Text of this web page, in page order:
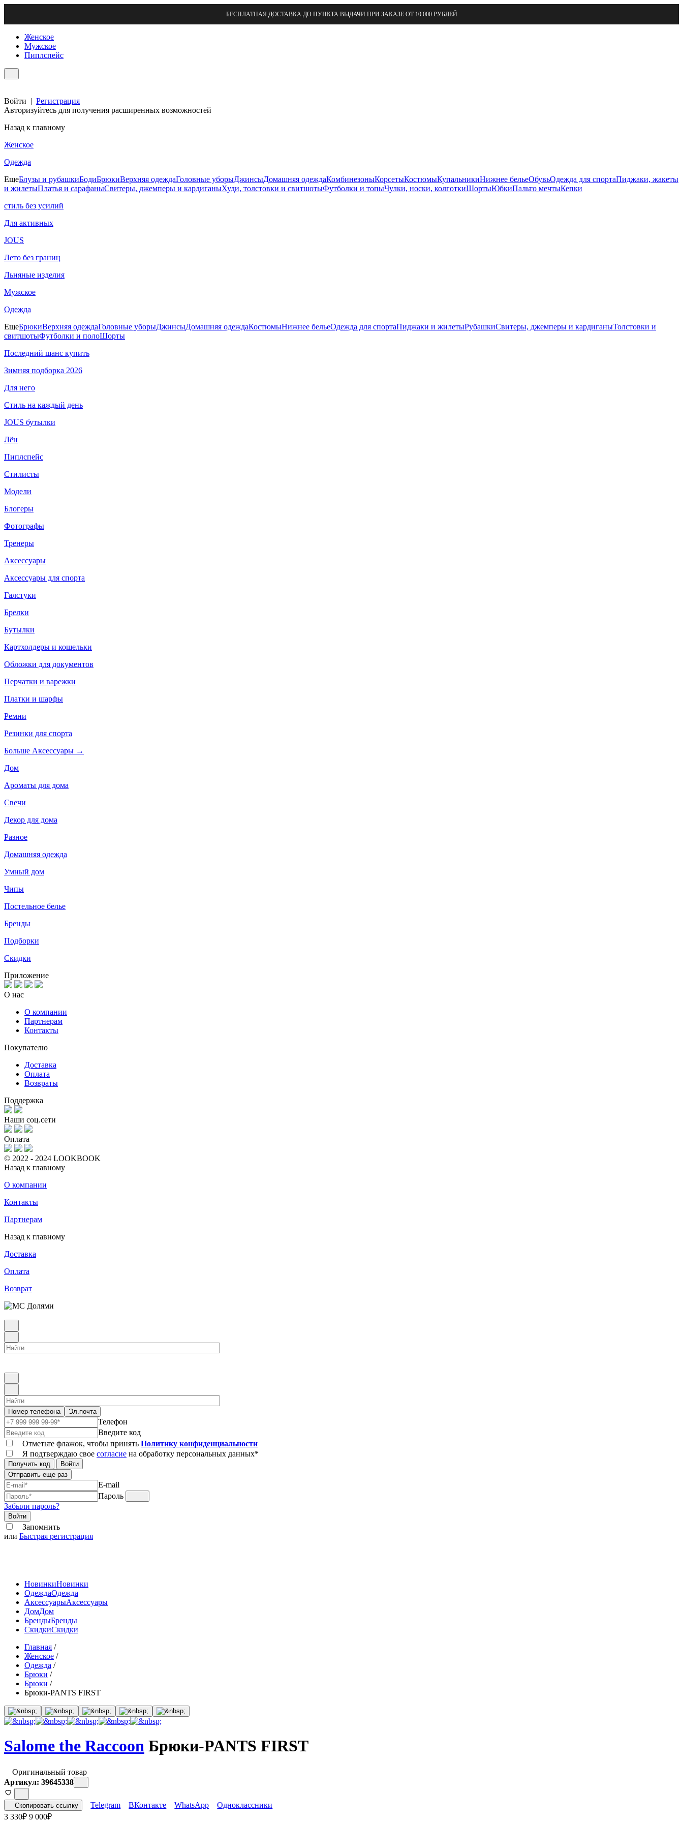
БЕСПЛАТНАЯ ДОСТАВКА ДО ПУНКТА ВЫДАЧИ ПРИ ЗАКАЗЕ ОТ 10 000 РУБЛЕЙ
Женское
Мужское
Пиплспейс
Войти | Регистрация
Авторизуйтесь для получения расширенных возможностей
Назад к главному
Женское
Одежда
ЕщеБлузы и рубашкиБодиБрюкиВерхняя одеждаГоловные уборыДжинсыДомашняя одеждаКомбинезоныКорсетыКостюмыКупальникиНижнее бельеОбувьОдежда для спортаПиджаки, жакеты
и жилетыПлатья и сарафаныСвитеры, джемперы и кардиганыХуди, толстовки и свитшотыФутболки и топыЧулки, носки, колготкиШортыЮбкиПальто мечтыКепки
стиль без усилий
Для активных
JOUS
Лето без границ
Льняные изделия
Мужское
Одежда
ЕщеБрюкиВерхняя одеждаГоловные уборыДжинсыДомашняя одеждаКостюмыНижнее бельеОдежда для спортаПиджаки и жилетыРубашкиСвитеры, джемперы и кардиганыТолстовки и
свитшотыФутболки и полоШорты
Последний шанс купить
Зимняя подборка 2026
Для него
Стиль на каждый день
JOUS бутылки
Лён
Пиплспейс
Стилисты
Модели
Блогеры
Фотографы
Тренеры
Аксессуары
Аксессуары для спорта
Галстуки
Брелки
Бутылки
Картхолдеры и кошельки
Обложки для документов
Перчатки и варежки
Платки и шарфы
Ремни
Резинки для спорта
Больше Аксессуары →
Дом
Ароматы для дома
Свечи
Декор для дома
Разное
Домашняя одежда
Умный дом
Чипы
Постельное белье
Бренды
Подборки
Скидки
Приложение
О нас
О компании
Партнерам
Контакты
Покупателю
Доставка
Оплата
Возвраты
Поддержка
Наши соц.сети
Оплата
© 2022 - 2024 LOOKBOOK
Назад к главному
О компании
Контакты
Партнерам
Назад к главному
Доставка
Оплата
Возврат
Номер телефона Эл.почта
Телефон
Введите код
Отметьте флажок, чтобы принять Политику конфиденциальности
Я подтверждаю свое согласие на обработку персональных данных*
Получить код
Войти
Отправить еще раз
E-mail
Пароль
Забыли пароль?
Войти
Запомнить
или Быстрая регистрация
НовинкиНовинки
ОдеждаОдежда
АксессуарыАксессуары
ДомДом
БрендыБренды
СкидкиСкидки
Главная /
Женское /
Одежда /
Брюки /
Брюки /
Брюки-PANTS FIRST
Salome the Raccoon Брюки-PANTS FIRST
Оригинальный товар
Артикул: 39645338
Скопировать ссылку Telegram ВКонтакте WhatsApp
Одноклассники
3 330₽ 9 000₽